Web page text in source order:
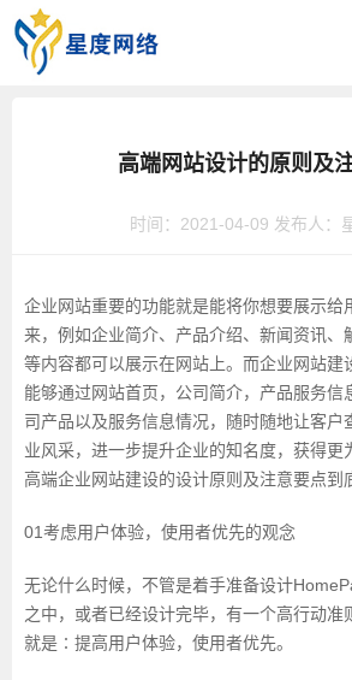
高端网站设计的原则及
时间：2021-04-09 发布人：
企业网站重要的功能就是能将你想要展示给
来，例如企业简介、产品介绍、新闻资讯、
等内容都可以展示在网站上。而企业网站建
能够通过网站首页，公司简介，产品服务信
司产品以及服务信息情况，随时随地让客户
业风采，进一步提升企业的知名度，获得更
高端企业网站建设的设计原则及注意要点到
01考虑用户体验，使用者优先的观念
无论什么时候，不管是着手准备设计
之中，或者已经设计完毕，有一个高行动准
就是∶提高用户体验，使用者优先。